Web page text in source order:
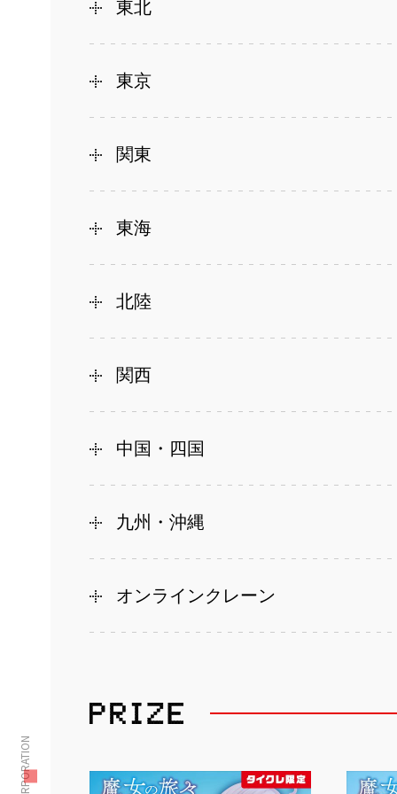
東北
東京
関東
東海
北陸
関西
中国・四国
九州・沖縄
オンラインクレーン